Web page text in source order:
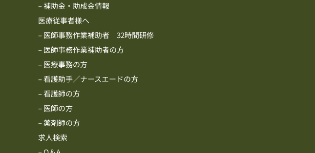
– 補助金・助成金情報
医療従事者様へ
– 医師事務作業補助者 32時間研修
– 医師事務作業補助者の方
– 医療事務の方
– 看護助手／ナースエードの方
– 看護師の方
– 医師の方
– 薬剤師の方
求人検索